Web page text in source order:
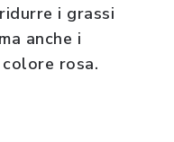
i grassi
anche i
rosa.